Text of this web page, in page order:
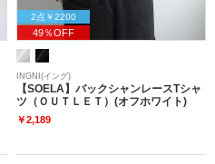
2点￥2200
49％OFF
INGNI(イング)
【SOELA】バックシャンレースTシャ
ツ（ＯＵＴＬＥＴ）(オフホワイト)
￥2,189